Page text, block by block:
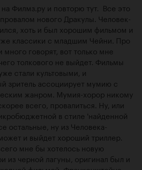
Филмз.ру и повторю тут.  Все это
нового Дракулы. Человек-
хоть и был хорошим фильмом и
классики с младшим Чейни. Про
говорят, вот только мне
толкового не выйдет. Фильмы
стали культовыми, и
зритель ассоциирует мумию с
жанром. Мумия-хорор никому
всего, провалиться. Ну, или
в стиле 'найденной
остальные, ну из Человека-
и выйдет хороший триллер.
мне бы хотелось новую
из черной лагуны, оригинал был и